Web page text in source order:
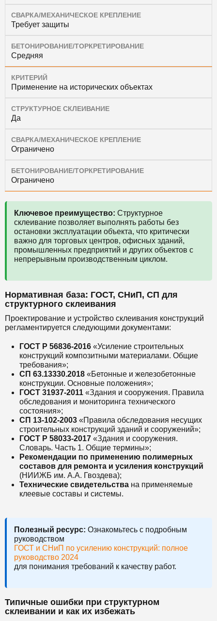
СВАРКА/МЕХАНИЧЕСКОЕ КРЕПЛЕНИЕ
Требует защиты
БЕТОНИРОВАНИЕ/ТОРКРЕТИРОВАНИЕ
Средняя
КРИТЕРИЙ
Применение на исторических объектах
СТРУКТУРНОЕ СКЛЕИВАНИЕ
Да
СВАРКА/МЕХАНИЧЕСКОЕ КРЕПЛЕНИЕ
Ограничено
БЕТОНИРОВАНИЕ/ТОРКРЕТИРОВАНИЕ
Ограничено
Ключевое преимущество: Структурное
склеивание позволяет выполнять работы без
остановки эксплуатации объекта, что критически
важно для торговых центров, офисных зданий,
промышленных предприятий и других объектов с
непрерывным производственным циклом.
Нормативная база: ГОСТ, СНиП, СП для
структурного склеивания
Проектирование и устройство склеивания конструкций
регламентируется следующими документами:
ГОСТ Р 56836-2016 «Усиление строительных
конструкций композитными материалами. Общие
требования»;
СП 63.13330.2018 «Бетонные и железобетонные
конструкции. Основные положения»;
ГОСТ 31937-2011 «Здания и сооружения. Правила
обследования и мониторинга технического
состояния»;
СП 13-102-2003 «Правила обследования несущих
строительных конструкций зданий и сооружений»;
ГОСТ Р 58033-2017 «Здания и сооружения.
Словарь. Часть 1. Общие термины»;
Рекомендации по применению полимерных
составов для ремонта и усиления конструкций
(НИИЖБ им. А.А. Гвоздева);
Технические свидетельства на применяемые
клеевые составы и системы.
Полезный ресурс: Ознакомьтесь с подробным
руководством
ГОСТ и СНиП по усилению конструкций: полное
руководство 2024
для понимания требований к качеству работ.
Типичные ошибки при структурном
склеивании и как их избежать